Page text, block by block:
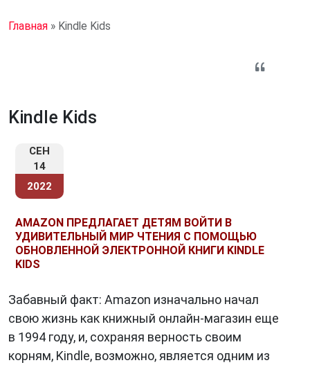
Главная » Kindle Kids
Kindle Kids
СЕН
14
2022
AMAZON ПРЕДЛАГАЕТ ДЕТЯМ ВОЙТИ В
УДИВИТЕЛЬНЫЙ МИР ЧТЕНИЯ С ПОМОЩЬЮ
ОБНОВЛЕННОЙ ЭЛЕКТРОННОЙ КНИГИ KINDLE
KIDS
Забавный факт: Amazon изначально начал
свою жизнь как книжный онлайн-магазин еще
в 1994 году, и, сохраняя верность своим
корням, Kindle, возможно, является одним из